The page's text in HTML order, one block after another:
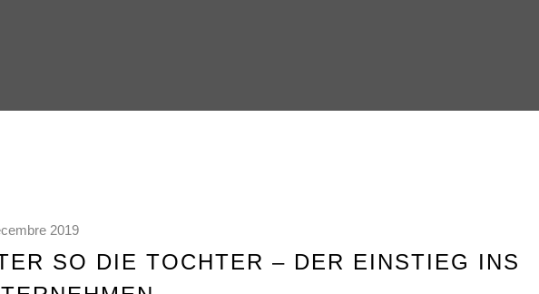
2019
SO DIE TOCHTER – DER EINSTIEG INS